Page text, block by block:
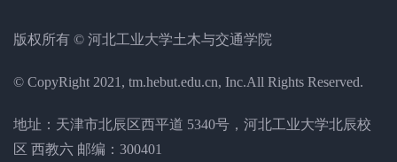
版权所有 © 河北工业大学土木与交通学院
© CopyRight 2021, tm.hebut.edu.cn, Inc.All Rights Reserved.
地址：天津市北辰区西平道 5340号，河北工业大学北辰校
区 西教六 邮编：300401